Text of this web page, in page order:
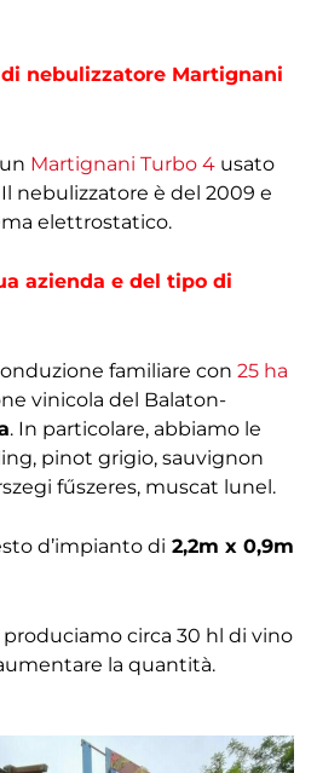
nebulizzatore Martignani
Martignani Turbo 4usato
nebulizzatore è del 2009 e
elettrostatico.
azienda e del tipo di
familiare con 25 ha
vinicola del Balaton-
. In particolare, abbiamo le
pinot grigio, sauvignon
fűszeres, muscat lunel.
d’impianto di 2,2m x 0,9m
circa 30 hl di vino
la quantità.